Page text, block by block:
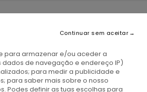
para armazenar e/ou aceder a
de navegação e endereço IP)
para medir a publicidade e
para saber mais sobre o nosso
Podes definir as tuas escolhas para
Continuar sem aceitar